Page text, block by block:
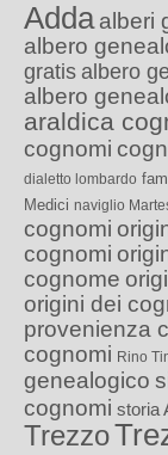
Adda alberi
albero
gratis albero
albero
araldica
cognomi
dialetto lombardo
Medici naviglio
cognomi
cognomi
cognome
origini dei
provenienza
cognomi Rino
genealogico
cognomi storia
Trezzo